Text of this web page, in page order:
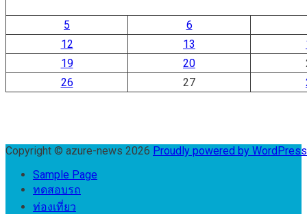
5
6
12
13
19
20
26
27
Copyright © azure-news 2026 Proudly powered by
Sample Page
ทดสอบรถ
ท่องเที่ยว